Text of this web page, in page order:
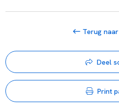
Terug
Deel
Print